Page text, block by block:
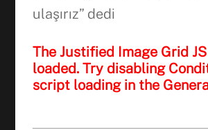
ulaşırız” dedi
The Justified Image Grid
loaded. Try disabling
script loading in the